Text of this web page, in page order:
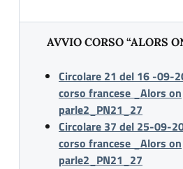
AVVIO CORSO “ALORS
Circolare 21 del 16 -09-
corso francese _Alors on
parle2_PN21_27
Circolare 37 del 25-09-
corso francese _Alors on
parle2_PN21_27